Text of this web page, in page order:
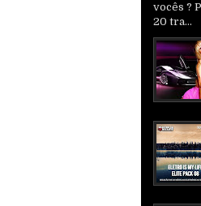
vocês ?
20 tra...